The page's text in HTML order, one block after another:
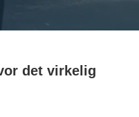
det virkelig